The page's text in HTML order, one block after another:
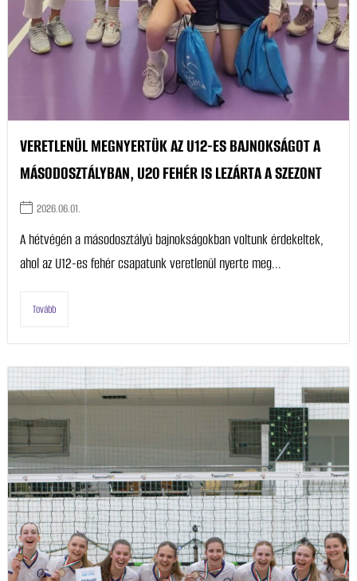
VERETLENÜL MEGNYERTÜK AZ U12-ES BAJNOKSÁGOT A
MÁSODOSZTÁLYBAN, U20 FEHÉR IS LEZÁRTA A SZEZONT
2026.06.01.
A hétvégén a másodosztályú bajnokságokban voltunk érdekeltek,
ahol az U12-es fehér csapatunk veretlenül nyerte meg...
Tovább